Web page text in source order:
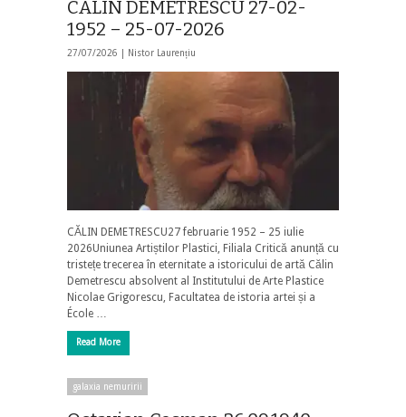
CĂLIN DEMETRESCU 27-02-
1952 – 25-07-2026
27/07/2026 | Nistor Laurențiu
CĂLIN DEMETRESCU27 februarie 1952 – 25 iulie
2026Uniunea Artiștilor Plastici, Filiala Critică anunță cu
tristețe trecerea în eternitate a istoricului de artă Călin
Demetrescu absolvent al Institutului de Arte Plastice
Nicolae Grigorescu, Facultatea de istoria artei și a
École …
Read More
galaxia nemuririi